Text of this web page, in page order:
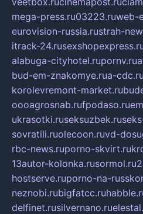
mega-press.ru03223.ruweb-
eurovision-russia.rustrah-
itrack-24.ru
alabuga-cityhotel.rupornv.ru
bud-em-znakomye.rua-cdc.ru
korolevremont-market.ru
oooagrosnab.rufpodaso.ru
ukrasotki.ruseksuzbek.ru
sovratili.ruolecoon.ruvd-
rbc-news.ruporno-skvirt.ru
13autor-kolonka.rusormol.ru
hostserve.ruporno-na-
neznobi.rubigfatcc.ru
delfinet.rusilvernano.ru